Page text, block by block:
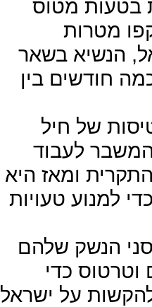
בטעות מטוס
מטרות
הנשיא בשאר
חודשים בין
של חיל
המשבר לעבוד
ומאז היא
למנוע טעויות
הנשק שלהם
וטרטוס כדי
על ישראל